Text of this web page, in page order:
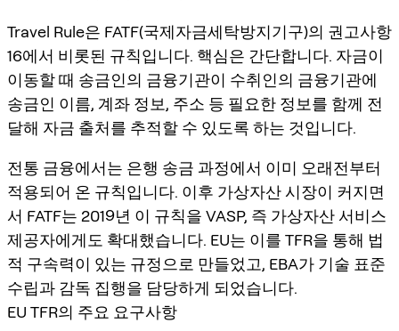
Travel Rule은 FATF(국제자금세탁방지기구)의 권고사항
16에서 비롯된 규칙입니다. 핵심은 간단합니다. 자금이
이동할 때 송금인의 금융기관이 수취인의 금융기관에
송금인 이름, 계좌 정보, 주소 등 필요한 정보를 함께 전
달해 자금 출처를 추적할 수 있도록 하는 것입니다.
전통 금융에서는 은행 송금 과정에서 이미 오래전부터
적용되어 온 규칙입니다. 이후 가상자산 시장이 커지면
서 FATF는 2019년 이 규칙을 VASP, 즉 가상자산 서비스
제공자에게도 확대했습니다. EU는 이를 TFR을 통해 법
적 구속력이 있는 규정으로 만들었고, EBA가 기술 표준
수립과 감독 집행을 담당하게 되었습니다.
EU TFR의 주요 요구사항